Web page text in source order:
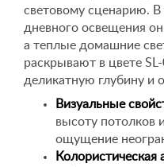
световому сценарию. В
дневного освещения
а теплые домашние
раскрывают в цвете
деликатную глубину и
Визуальные
высоту потолков
ощущение
Колористическая